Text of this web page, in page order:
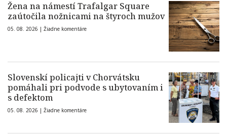
Žena na námestí Trafalgar Square
zaútočila nožnicami na štyroch mužov
05. 08. 2026 | Žiadne komentáre
Slovenskí policajti v Chorvátsku
pomáhali pri podvode s ubytovaním i
s defektom
05. 08. 2026 | Žiadne komentáre